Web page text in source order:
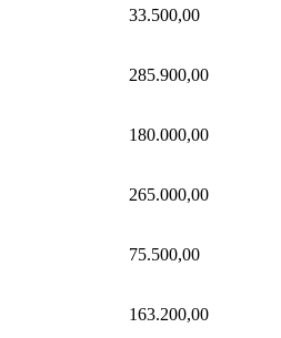
33.500,00
285.900,00
180.000,00
265.000,00
75.500,00
163.200,00